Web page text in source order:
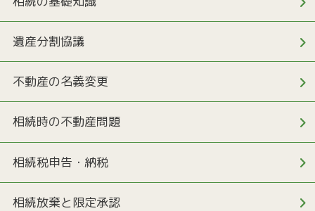
遺産分割協議
不動産の名義変更
相続時の不動産問題
相続税申告・納税
相続放棄と限定承認